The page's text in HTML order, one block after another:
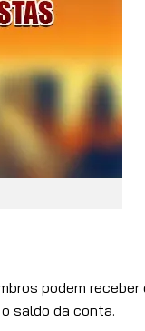
podem receber
saldo da conta.